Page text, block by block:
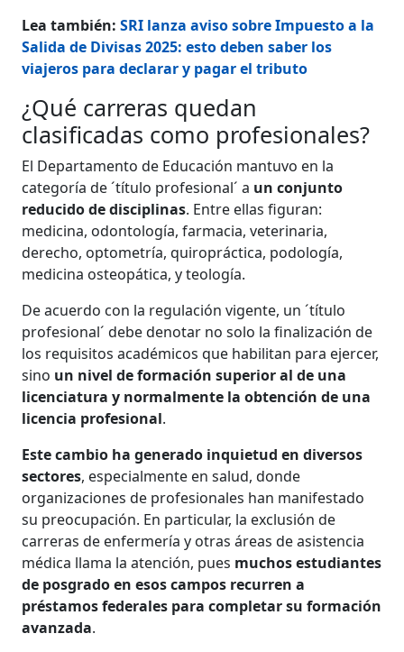
Lea también:SRI lanza aviso sobre Impuesto a la
Salida de Divisas 2025: esto deben saber los
viajeros para declarar y pagar el tributo
¿Qué carreras quedan
clasificadas como profesionales?
El Departamento de Educación mantuvo en la
categoría de ´título profesional´ a un conjunto
reducido de disciplinas. Entre ellas figuran:
medicina, odontología, farmacia, veterinaria,
derecho, optometría, quiropráctica, podología,
medicina osteopática, y teología.
De acuerdo con la regulación vigente, un ´título
profesional´ debe denotar no solo la finalización de
los requisitos académicos que habilitan para ejercer,
sino un nivel de formación superior al de una
licenciatura y normalmente la obtención de una
licencia profesional.
Este cambio ha generado inquietud en diversos
sectores, especialmente en salud, donde
organizaciones de profesionales han manifestado
su preocupación. En particular, la exclusión de
carreras de enfermería y otras áreas de asistencia
médica llama la atención, pues muchos estudiantes
de posgrado en esos campos recurren a
préstamos federales para completar su formación
avanzada.